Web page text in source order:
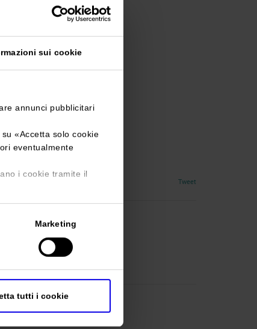
sui cookie
annunci pubblicitari
«Accetta solo cookie
eventualmente
i cookie tramite il
Marketing
tutti i cookie
di vino, olio e birra
Tweet